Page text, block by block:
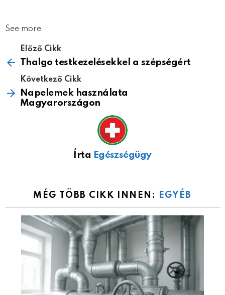
See more
Előző Cikk
Thalgo testkezelésekkel a szépségért
Következő Cikk
Napelemek használata
Magyarországon
Írta Egészségügy
MÉG TÖBB CIKK INNEN: EGYÉB